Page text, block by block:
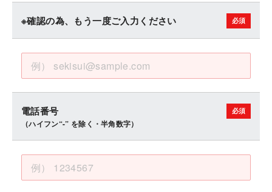
※確認の為、もう一度ご入力ください
電話番号
（ハイフン“-” を除く・半角数字）